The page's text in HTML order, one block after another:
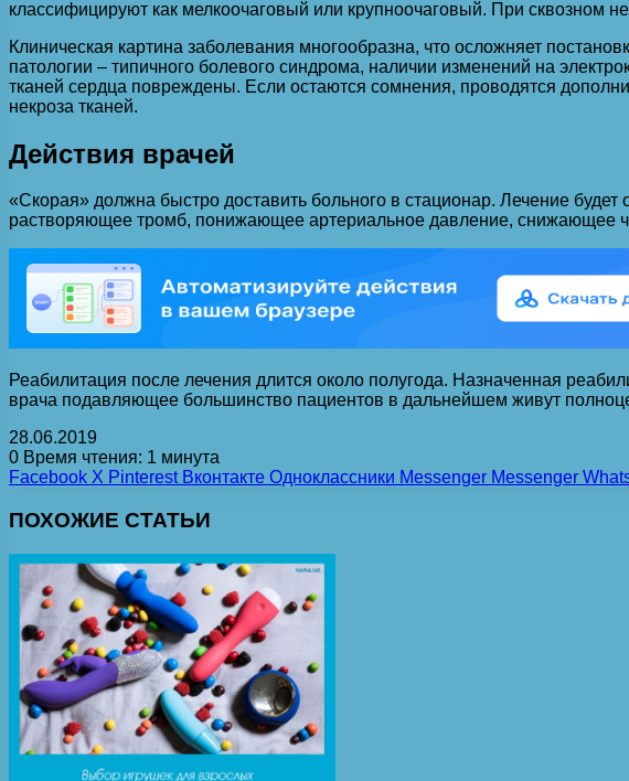
классифицируют как мелкоочаговый или крупноочаговый. При сквозном
Клиническая картина заболевания многообразна, что осложняет
патологии – типичного болевого синдрома, наличии изменений на
тканей сердца повреждены. Если остаются сомнения, проводятся
некроза тканей.
Действия врачей
«Скорая» должна быстро доставить больного в стационар. Лечение
растворяющее тромб, понижающее артериальное давление, снижающее
Реабилитация после лечения длится около полугода. Назначенная
врача подавляющее большинство пациентов в дальнейшем живут
28.06.2019
0 Время чтения: 1 минута
Facebook X Pinterest Вконтакте Одноклассники Messenger Messenger
ПОХОЖИЕ СТАТЬИ